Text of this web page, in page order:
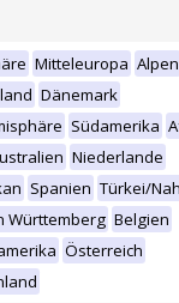
Mitteleuropa Alpen
Dänemark
Südamerika
Niederlande
Spanien Türkei/
Württemberg Belgien
Österreich